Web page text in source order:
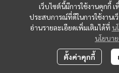
เว็บไซต์นี้มีการใช้งานคุกกี้
ประสบการณ์ที่ดีในการใช้งาน
อ่านรายละเอียดเพิ่มเติมได้ที่ น
นโยบา
ตั้งค่าคุกกี้